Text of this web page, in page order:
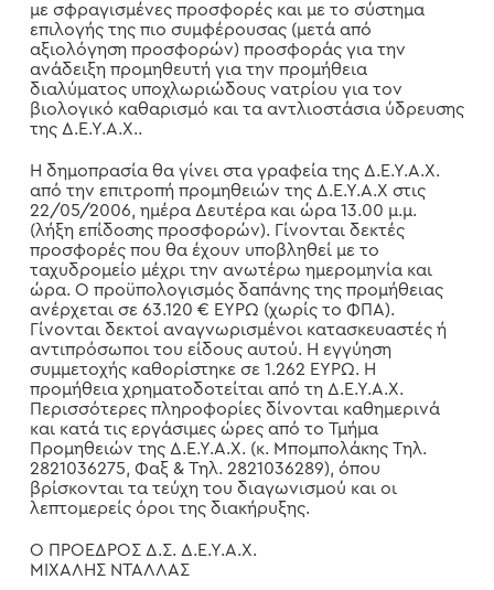
με σφραγισμένες προσφορές και με το σύστημα
επιλογής της πιο συμφέρουσας (μετά από
αξιολόγηση προσφορών) προσφοράς για την
ανάδειξη προμηθευτή για την προμήθεια
διαλύματος υποχλωριώδους νατρίου για τον
βιολογικό καθαρισμό και τα αντλιοστάσια ύδρευσης
της Δ.Ε.Υ.Α.Χ..
Η δημοπρασία θα γίνει στα γραφεία της Δ.Ε.Υ.Α.Χ.
από την επιτροπή προμηθειών της Δ.Ε.Υ.Α.Χ στις
22/05/2006, ημέρα Δευτέρα και ώρα 13.00 μ.μ.
(λήξη επίδοσης προσφορών). Γίνονται δεκτές
προσφορές που θα έχουν υποβληθεί με το
ταχυδρομείο μέχρι την ανωτέρω ημερομηνία και
ώρα. Ο προϋπολογισμός δαπάνης της προμήθειας
ανέρχεται σε 63.120 € ΕΥΡΩ (χωρίς το ΦΠΑ).
Γίνονται δεκτοί αναγνωρισμένοι κατασκευαστές ή
αντιπρόσωποι του είδους αυτού. Η εγγύηση
συμμετοχής καθορίστηκε σε 1.262 ΕΥΡΩ. Η
προμήθεια χρηματοδοτείται από τη Δ.Ε.Υ.Α.Χ.
Περισσότερες πληροφορίες δίνονται καθημερινά
και κατά τις εργάσιμες ώρες από το Τμήμα
Προμηθειών της Δ.Ε.Υ.Α.Χ. (κ. Μπομπολάκης Τηλ.
2821036275, Φαξ & Τηλ. 2821036289), όπου
βρίσκονται τα τεύχη του διαγωνισμού και οι
λεπτομερείς όροι της διακήρυξης.
Ο ΠΡΟΕΔΡΟΣ Δ.Σ. Δ.Ε.Υ.Α.Χ.
ΜΙΧΑΛΗΣ ΝΤΑΛΛΑΣ